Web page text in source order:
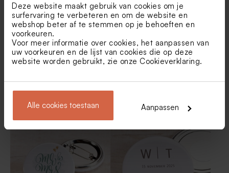
Deze website maakt gebruik van cookies om je
surfervaring te verbeteren en om de website en
webshop beter af te stemmen op je behoeften en
voorkeuren.
Voor meer informatie over cookies, het aanpassen van
uw voorkeuren en de lijst van cookies die op deze
website worden gebruikt, zie onze Cookieverklaring.
Alle cookies toestaan Aanpassen
langwerpig
Biologische
bloembommetjes beige per
Set van 6 glazen potjes met
kurk sluiting met initialen op
Magneet groot enkel foto Grote magneet Mr & Mrs